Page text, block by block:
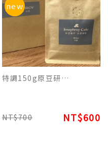
new
特調150g原豆研磨包裝 - NY 5th Ave. 紐約第五大道美式榛果香氛咖啡
NT$700 NT$600